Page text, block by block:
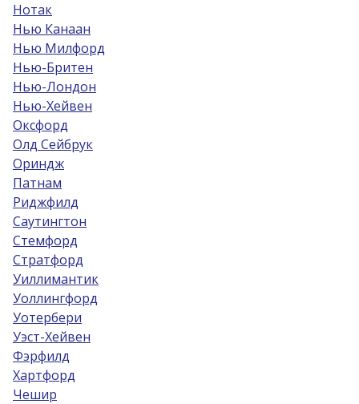
Нотак
Нью Канаан
Нью Милфорд
Нью-Бритен
Нью-Лондон
Нью-Хейвен
Оксфорд
Олд Сейбрук
Ориндж
Патнам
Риджфилд
Саутингтон
Стемфорд
Стратфорд
Уиллимантик
Уоллингфорд
Уотербери
Уэст-Хейвен
Фэрфилд
Хартфорд
Чешир